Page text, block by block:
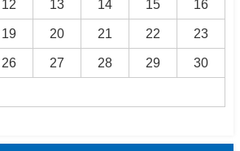
12 13 14 15 16
19 20 21 22 23
26 27 28 29 30